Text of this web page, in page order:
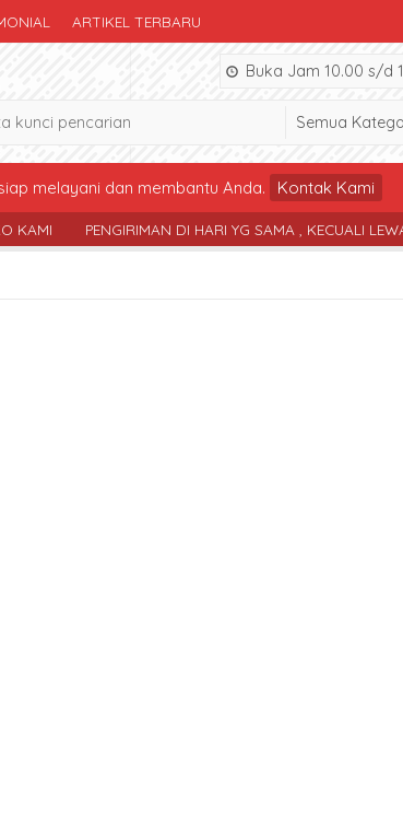
ARTIKEL TERBARU
Buka Jam 10.00 s/d
melayani dan membantu Anda. Kontak Kami
PENGIRIMAN DI HARI YG SAMA , KECUALI LEWAT